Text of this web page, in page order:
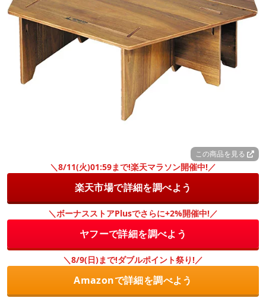
この商品を見る
＼8/11(火)01:59まで!楽天マラソン開催中!／
楽天市場で詳細を調べよう
＼ボーナスストアPlusでさらに+2%開催中!／
ヤフーで詳細を調べよう
＼8/9(日)まで!ダブルポイント祭り!／
Amazonで詳細を調べよう